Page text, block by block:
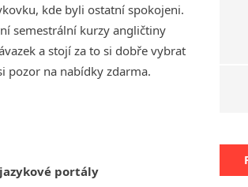
kde byli ostatní spokojeni.
semestrální kurzy angličtiny
a stojí za to si dobře vybrat
pozor na nabídky zdarma.
portály